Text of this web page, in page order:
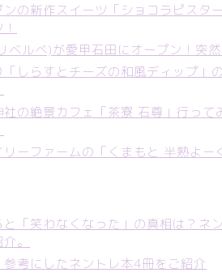
の新作スイーツ「ショコラピスタ
ベルべ)が愛甲石田にオープン！突
「しらすとチーズの和風ディップ」
社の絶景カフェ「茶寮 石尊」行っ
リーファームの「くまもと 半熟よ
と「笑わなくなった」の真相は？ネ
。
参考にしたネントレ本4冊をご紹介